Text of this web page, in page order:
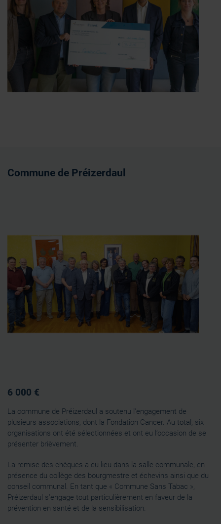
déclaration sur les cookies.
Les cookies nous permettent de personnaliser le contenu
et les annonces, d'offrir des fonctionnalités relatives aux
médias sociaux et d'analyser notre trafic. Nous
partageons également des informations sur l'utilisation de
notre site avec nos partenaires de médias sociaux, de
publicité et d'analyse, qui peuvent combiner celles-ci
Commune de Préizerdaul
6 000 €
La commune de Préizerdaul a soutenu l'engagement de
plusieurs associations, dont la Fondation Cancer. Au total, six
organisations ont été sélectionnées et ont eu l’occasion de se
présenter brièvement.
La remise des chèques a eu lieu dans la salle communale, en
présence du collège des bourgmestre et échevins ainsi que du
conseil communal. En tant que « Commune Sans Tabac »,
Préizerdaul s’engage tout particulièrement en faveur de la
prévention en santé et de la sensibilisation.